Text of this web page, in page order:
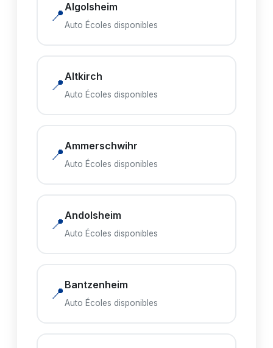
📍Algolsheim
Auto Écoles disponibles
📍Altkirch
Auto Écoles disponibles
📍Ammerschwihr
Auto Écoles disponibles
📍Andolsheim
Auto Écoles disponibles
📍 Bantzenheim
Auto Écoles disponibles